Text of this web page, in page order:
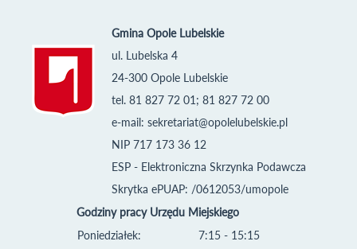
Gmina Opole Lubelskie
ul. Lubelska 4
24-300 Opole Lubelskie
tel. 81 827 72 01; 81 827 72 00
e-mail: sekretariat@opolelubelskie.pl
NIP 717 173 36 12
ESP - Elektroniczna Skrzynka Podawcza
Skrytka ePUAP: /0612053/umopole
Godziny pracy Urzędu Miejskiego
Poniedziałek:
7:15 - 15:15